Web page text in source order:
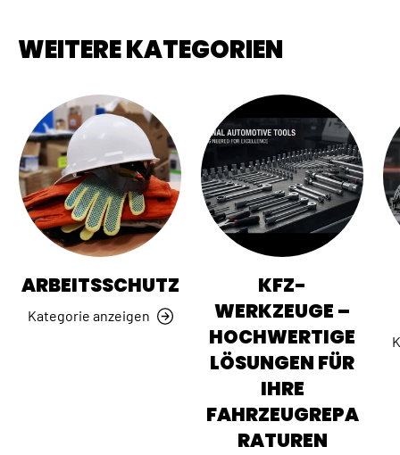
WEITERE KATEGORIEN
ARBEITSSCHUTZ
Kategorie anzeigen
KFZ-
WERKZEUGE –
HOCHWERTIGE
LÖSUNGEN FÜR
IHRE
FAHRZEUGREPA
RATUREN